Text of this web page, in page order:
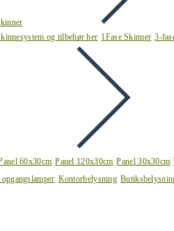
og tilbehør her 1Fase Skinner 3-
60x30cm Panel 120x30cm Panel 30x30cm
Kontorbelysning